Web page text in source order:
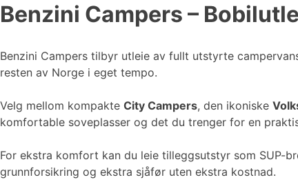
Benzini Campers –
Benzini Campers tilbyr utleie av fullt utstyrte
resten av Norge i eget tempo.
Velg mellom kompakte City Campers, den ikoniske
komfortable soveplasser og det du trenger for en
For ekstra komfort kan du leie tilleggsutstyr som SUP-
grunnforsikring og ekstra sjåfør uten ekstra kostnad.